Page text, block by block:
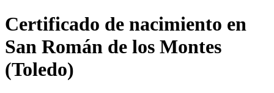
Certificado de nacimiento en
San Román de los Montes
(Toledo)